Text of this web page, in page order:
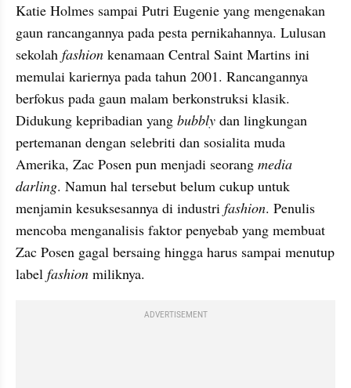
Katie Holmes sampai Putri Eugenie yang mengenakan
gaun rancangannya pada pesta pernikahannya. Lulusan
sekolah fashion kenamaan Central Saint Martins ini
memulai kariernya pada tahun 2001. Rancangannya
berfokus pada gaun malam berkonstruksi klasik.
Didukung kepribadian yang bubbly dan lingkungan
pertemanan dengan selebriti dan sosialita muda
Amerika, Zac Posen pun menjadi seorang media
darling. Namun hal tersebut belum cukup untuk
menjamin kesuksesannya di industri fashion. Penulis
mencoba menganalisis faktor penyebab yang membuat
Zac Posen gagal bersaing hingga harus sampai menutup
label fashion miliknya.
ADVERTISEMENT